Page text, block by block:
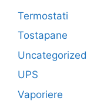
Termostati
Tostapane
Uncategorized
UPS
Vaporiere